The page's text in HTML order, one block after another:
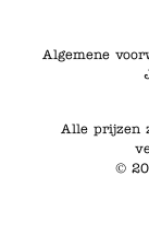
Algemene
Alle prijzen
©